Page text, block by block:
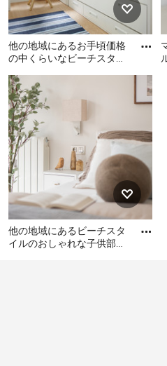
れば、転倒してどこかにぶつ
に潜んでいます。子供の年齢
丸いものを選んだり、大きく
ものであれば、今では家具の
グッズが色々と売っています
用して子供が怪我をすること
う。
また、おしゃれに色々と雑貨
うような場合でも、落ちて割
けましょう。今は樹脂製でも
るオシャレな雑貨なども豊富
にも注意して選んでみてくだ
2．子供の成長に合わせて好
幼児期までであれば、親がイ
他の地域にあるお手頃価格
の中くらいなビーチスタイ
(白い壁、無垢フローリン
グ、
他の地域にあるお手頃価格
の中くらいなビーチスタイ
ルのおしゃれな子供部屋 (白
い壁、無垢フローリング、
茶色い床) の写真
他の地域にあるビーチスタ
イルのおしゃれな子供部屋